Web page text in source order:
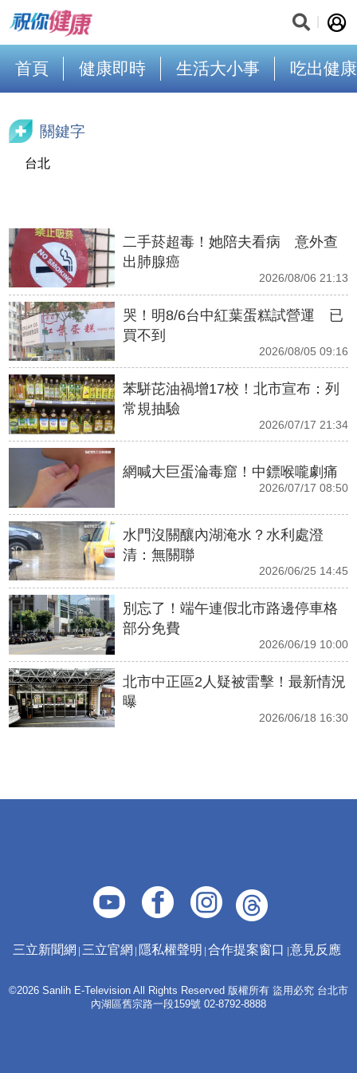
首頁 健康即時 生活大小事 吃出健康
關鍵字
台北
二手菸超毒！她陪夫看病 意外查
出肺腺癌
2026/08/06 21:13
哭！明8/6台中紅葉蛋糕試營運 已
買不到
2026/08/05 09:16
苯駢芘油禍增17校！北市宣布：列
常規抽驗
2026/07/17 21:34
網喊大巨蛋淪毒窟！中鏢喉嚨劇痛
2026/07/17 08:50
水門沒關釀內湖淹水？水利處澄
清：無關聯
2026/06/25 14:45
別忘了！端午連假北市路邊停車格
部分免費
2026/06/19 10:00
北市中正區2人疑被雷擊！最新情況
曝
2026/06/18 16:30
三立新聞網 三立官網 隱私權聲明 合作提案窗口 意見反應
©2026 Sanlih E-Television All Rights Reserved 版權所有 盜用必究 台北市
內湖區舊宗路一段159號 02-8792-8888